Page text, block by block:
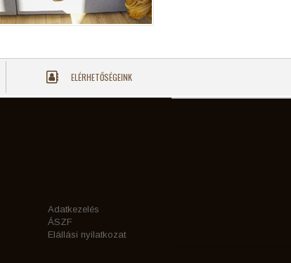
ELÉRHETŐSÉGEINK
Adatkezelés
ÁSZF
Elállási nyilatkozat